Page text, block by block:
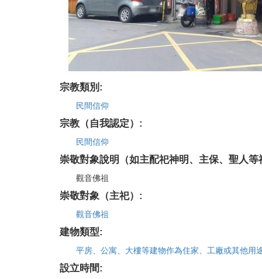
宗教類別:
民間信仰
宗教（自我認定）:
民間信仰
崇敬對象說明（如主配祀神明、主保、聖人
觀音佛祖
崇敬對象（主祀）:
觀音佛祖
建物類型:
平房、公寓、大樓等建物作為住家、工廠或其他用
設立時間: